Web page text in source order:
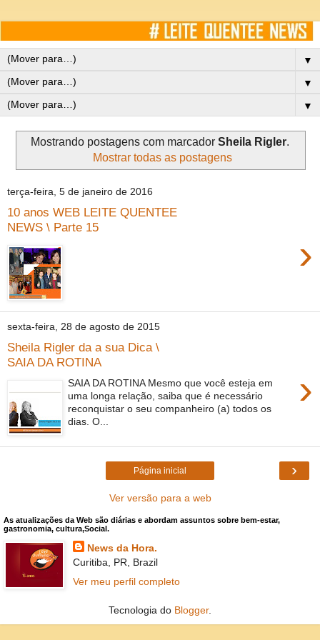
▼
▼
▼
Mostrando postagens com marcador Sheila Rigler.
Mostrar todas as postagens
terça-feira, 5 de janeiro de 2016
10 anos WEB LEITE QUENTEE
NEWS \ Parte 15
›
sexta-feira, 28 de agosto de 2015
Sheila Rigler da a sua Dica \
SAIA DA ROTINA
›
SAIA DA ROTINA Mesmo que você esteja em
uma longa relação, saiba que é necessário
reconquistar o seu companheiro (a) todos os
dias. O...
›
Página inicial
Ver versão para a web
As atualizações da Web são diárias e abordam assuntos sobre bem-estar,
gastronomia, cultura,Social.
News da Hora.
Curitiba, PR, Brazil
Ver meu perfil completo
Tecnologia do Blogger.